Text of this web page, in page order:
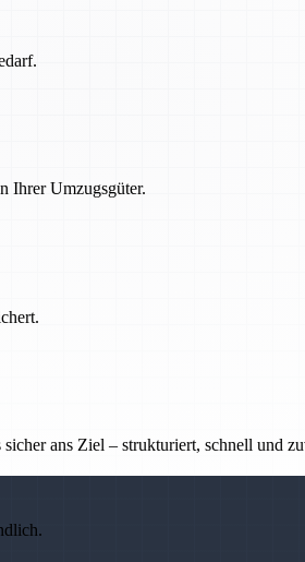
Ihrer Umzugsgüter.
ans Ziel – strukturiert, schnell und